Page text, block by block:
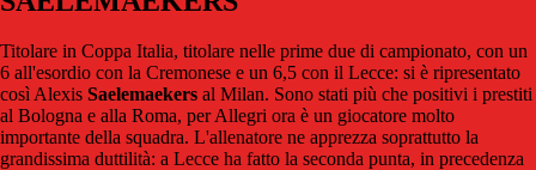
Titolare in Coppa Italia, titolare nelle prime due di campionato, con un
6 all'esordio con la Cremonese e un 6,5 con il Lecce: si è ripresentato
così Alexis Saelemaekers al Milan. Sono stati più che positivi i prestiti
al Bologna e alla Roma, per Allegri ora è un giocatore molto
importante della squadra. L'allenatore ne apprezza soprattutto la
grandissima duttilità: a Lecce ha fatto la seconda punta, in precedenza